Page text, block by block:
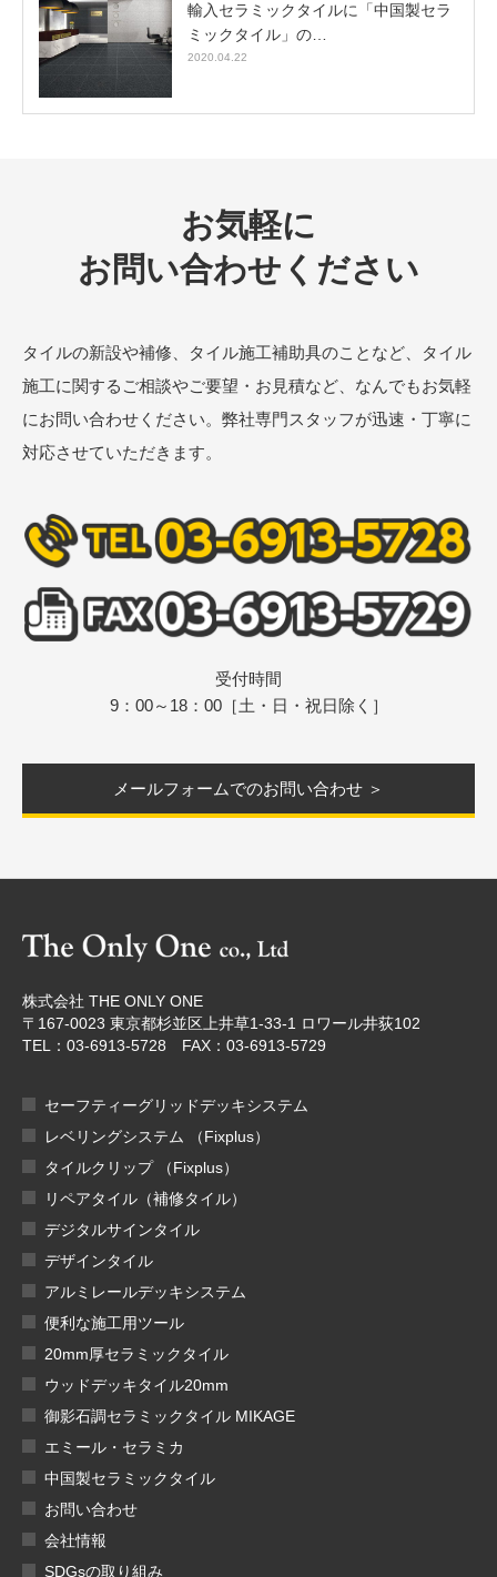
輸入セラミックタイルに「中国製セラ
ミックタイル」の…
2020.04.22
お気軽に
お問い合わせください
タイルの新設や補修、タイル施工補助具のことなど、タイル
施工に関するご相談やご要望・お見積など、なんでもお気軽
にお問い合わせください。弊社専門スタッフが迅速・丁寧に
対応させていただきます。
受付時間
9：00～18：00［土・日・祝日除く］
メールフォームでのお問い合わせ ＞
株式会社 THE ONLY ONE
〒167-0023 東京都杉並区上井草1-33-1 ロワール井荻102
TEL：03-6913-5728 FAX：03-6913-5729
セーフティーグリッドデッキシステム
レベリングシステム （Fixplus）
タイルクリップ （Fixplus）
リペアタイル（補修タイル）
デジタルサインタイル
デザインタイル
アルミレールデッキシステム
便利な施工用ツール
20mm厚セラミックタイル
ウッドデッキタイル20mm
御影石調セラミックタイル MIKAGE
エミール・セラミカ
中国製セラミックタイル
お問い合わせ
会社情報
SDGsの取り組み